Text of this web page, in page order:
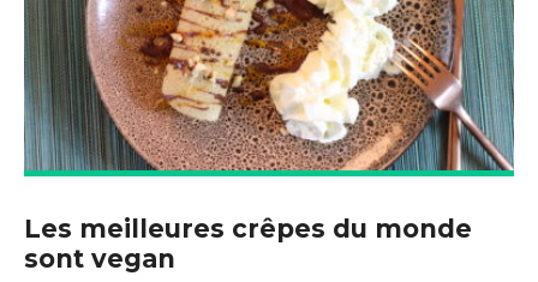
Les meilleures crêpes du monde
sont vegan